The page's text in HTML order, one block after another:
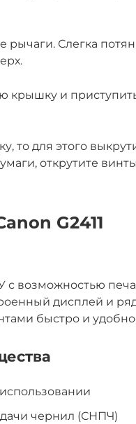
Слегка
крышку и
то для этого
открутите
G2411
возможностью
дисплей и
быстро и
чернил (СНПЧ)